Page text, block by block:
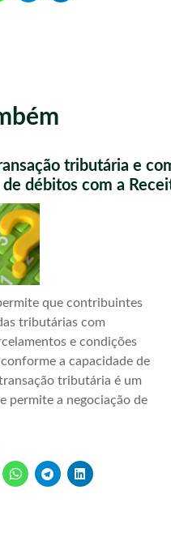
tributária e
débitos com a
que contribuintes
tributárias com
e condições
a capacidade de
tributária é um
permite a negociação de